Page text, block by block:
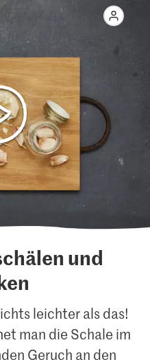
und
leichter als das!
man die Schale im
Geruch an den